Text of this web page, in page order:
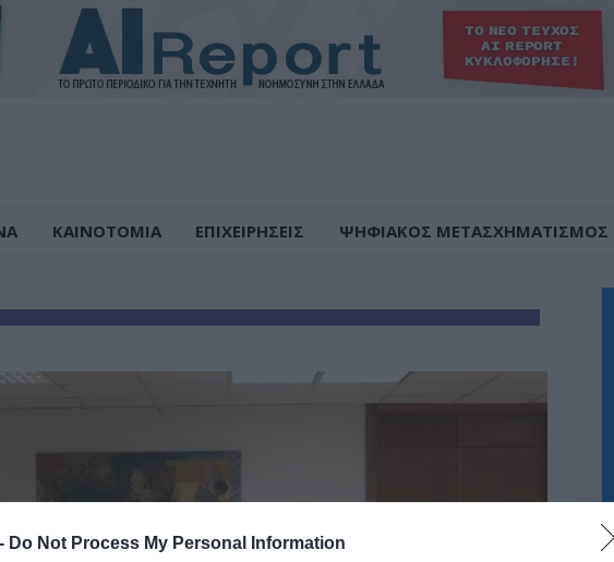
Do Not Process My Personal Information
ΚΑΙΝΟΤΟΜΙΑ ΕΠΙΧΕΙΡΗΣΕΙΣ ΨΗΦΙΑΚΟΣ ΜΕΤΑΣΧΗΜΑΤΙΣΜΟΣ